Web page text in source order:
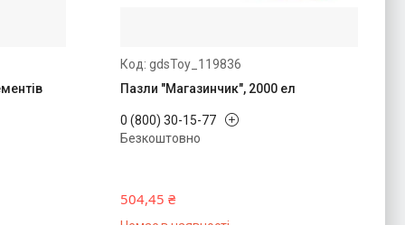
gdsToy_119836
Пазли "Магазинчик", 2000 ел
0 (800) 30-15-77
Безкоштовно
504,45 ₴